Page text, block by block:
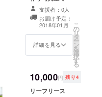
支援者：0人
お届け予定：
2018年01月
詳細を見る
こ
の
リ
タ
ー
ン
を
選
択
す
る
10,000円 残り4
リーフリース